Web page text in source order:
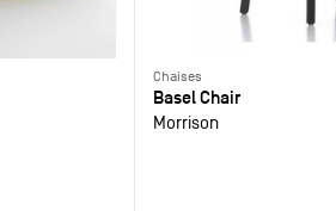
Chaises
Basel Chair
Morrison